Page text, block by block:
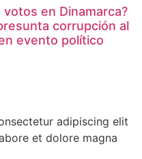
votos en Dinamarca?
corrupción al
evento político
adipiscing elit
et dolore magna